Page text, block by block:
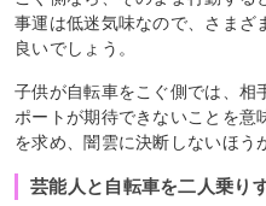
事運は低迷気味なので、さまざ
良いでしょう。
子供が自転車をこぐ側では、相
ポートが期待できないことを意
を求め、闇雲に決断しないほう
芸能人と自転車を二人乗り